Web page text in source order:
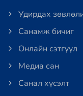
Удирдах
Санамж бичиг
Онлайн сэтгүүл
Медиа сан
Санал хүсэлт